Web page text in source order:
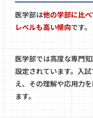
医学部は他の学部に比
レベルも高い傾向です。
医学部では高度な専門
設定されています。入
え、その理解や応用力
ます。